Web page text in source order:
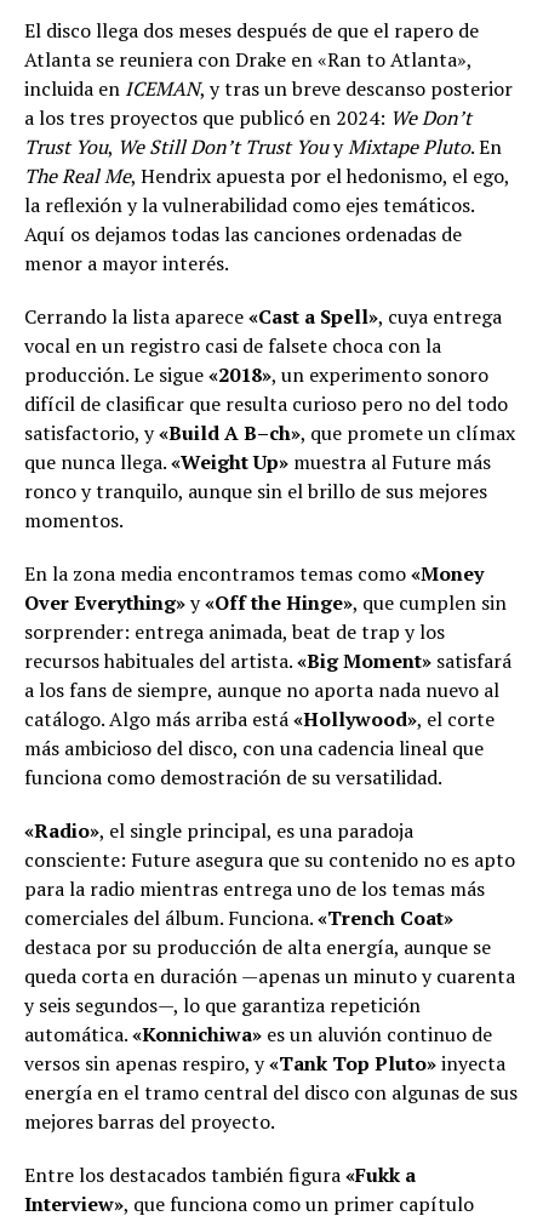
El disco llega dos meses después de que el rapero de
Atlanta se reuniera con Drake en «Ran to Atlanta»,
incluida en ICEMAN, y tras un breve descanso posterior
a los tres proyectos que publicó en 2024: We Don’t
Trust You, We Still Don’t Trust YouyMixtape Pluto. En
The Real Me, Hendrix apuesta por el hedonismo, el ego,
la reflexión y la vulnerabilidad como ejes temáticos.
Aquí os dejamos todas las canciones ordenadas de
menor a mayor interés.
Cerrando la lista aparece«Cast a Spell», cuya entrega
vocal en un registro casi de falsete choca con la
producción. Le sigue«2018», un experimento sonoro
difícil de clasificar que resulta curioso pero no del todo
satisfactorio, y«Build A B–ch», que promete un clímax
que nunca llega.«Weight Up» muestra al Future más
ronco y tranquilo, aunque sin el brillo de sus mejores
momentos.
En la zona media encontramos temas como«Money
Over Everything»y«Off the Hinge», que cumplen sin
sorprender: entrega animada, beat de trap y los
recursos habituales del artista.«Big Moment» satisfará
a los fans de siempre, aunque no aporta nada nuevo al
catálogo. Algo más arriba está«Hollywood», el corte
más ambicioso del disco, con una cadencia lineal que
funciona como demostración de su versatilidad.
«Radio», el single principal, es una paradoja
consciente: Future asegura que su contenido no es apto
para la radio mientras entrega uno de los temas más
comerciales del álbum. Funciona.«Trench Coat»
destaca por su producción de alta energía, aunque se
queda corta en duración —apenas un minuto y cuarenta
y seis segundos—, lo que garantiza repetición
automática.«Konnichiwa» es un aluvión continuo de
versos sin apenas respiro, y«Tank Top Pluto»inyecta
energía en el tramo central del disco con algunas de sus
mejores barras del proyecto.
Entre los destacados también figura«Fukk a
Interview», que funciona como un primer capítulo